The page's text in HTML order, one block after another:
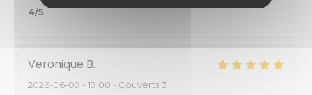
4/5
Veronique B
2026-06-09 - 19:00 - Couverts 3